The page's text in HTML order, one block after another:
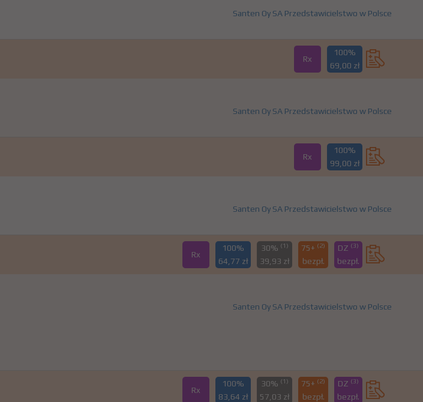
Santen Oy SA Przedstawicielstwo w Polsce
Rx
100%
69,00 zł
Santen Oy SA Przedstawicielstwo w Polsce
Rx
100%
99,00 zł
Santen Oy SA Przedstawicielstwo w Polsce
Rx
100%
64,77 zł
30% (1)
39,93 zł
75+ (2)
bezpł.
DZ (3)
bezpł.
Santen Oy SA Przedstawicielstwo w Polsce
Rx
100%
83,64 zł
30% (1)
57,03 zł
75+ (2)
bezpł.
DZ (3)
bezpł.